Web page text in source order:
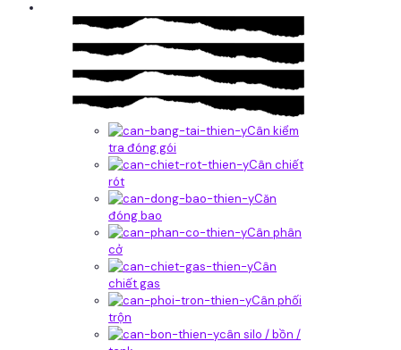
Cân kiểm
tra đóng gói
Cân chiết
rót
Căn
đóng bao
Cân phân
cở
Cân
chiết gas
Cân phối
trộn
cân silo / bồn /